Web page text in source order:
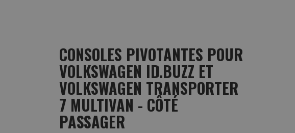
CONSOLES PIVOTANTES POUR
VOLKSWAGEN ID.BUZZ ET
VOLKSWAGEN TRANSPORTER
7 MULTIVAN - CÔTÉ
PASSAGER